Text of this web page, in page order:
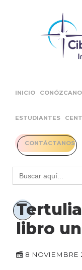
INICIO
ESTUDIANTES
CONTÁCTANOS
Buscar:
libro
8 NOVIEMBRE